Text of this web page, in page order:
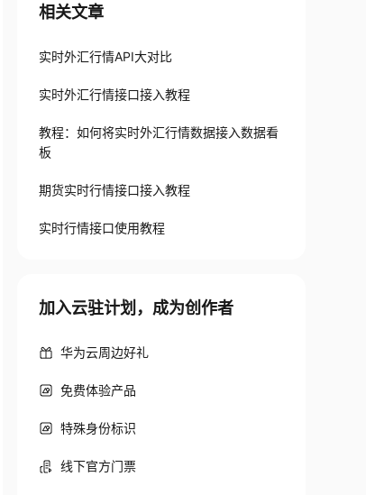
相关文章
实时外汇行情API大对比
实时外汇行情接口接入教程
教程：如何将实时外汇行情数据接入数据看
板
期货实时行情接口接入教程
实时行情接口使用教程
加入云驻计划，成为创作者
华为云周边好礼
免费体验产品
特殊身份标识
线下官方门票